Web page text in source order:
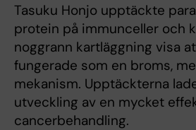
Tasuku Honjo upptäckte
protein på immunceller och
noggrann kartläggning visa
fungerade som en broms,
mekanism. Upptäckterna
utveckling av en mycket
cancerbehandling.